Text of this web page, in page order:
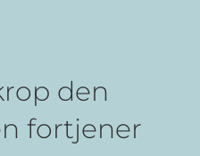
den
fortjener